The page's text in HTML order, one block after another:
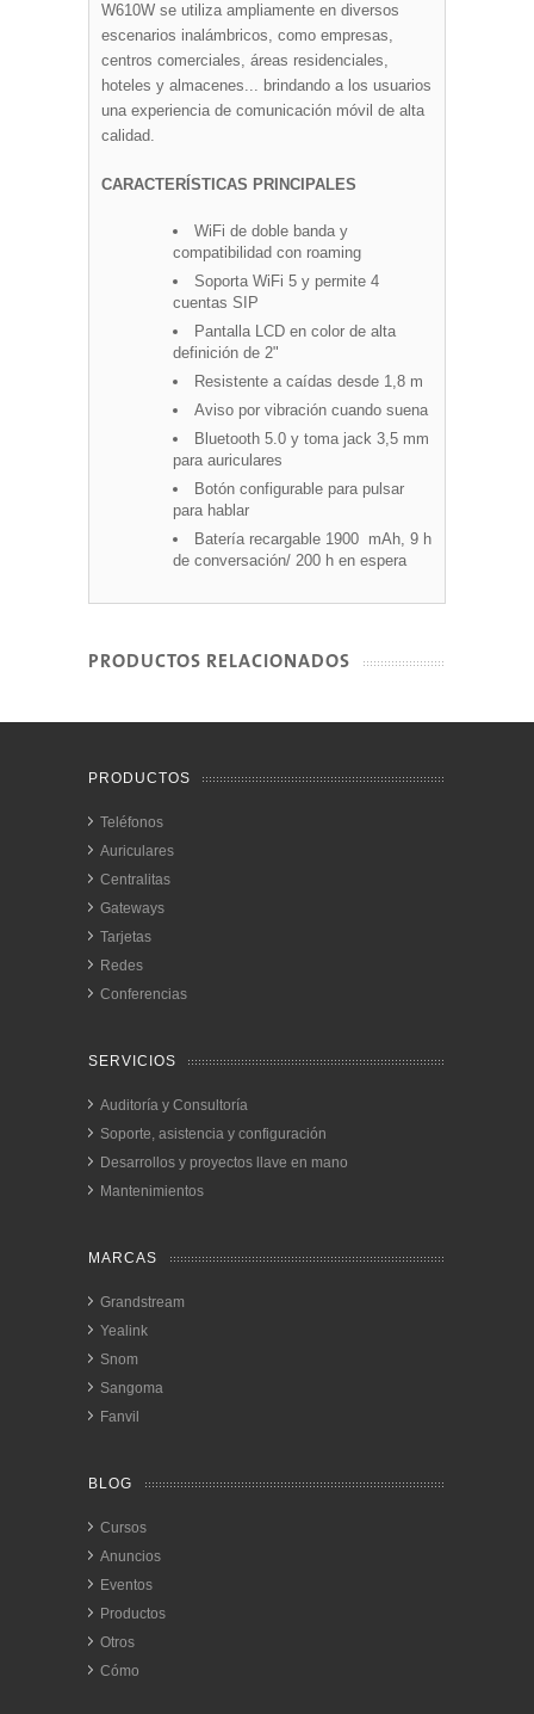
W610W se utiliza ampliamente en diversos
escenarios inalámbricos, como empresas,
centros comerciales, áreas residenciales,
hoteles y almacenes... brindando a los usuarios
una experiencia de comunicación móvil de alta
calidad.
CARACTERÍSTICAS PRINCIPALES
WiFi de doble banda y
compatibilidad con roaming
Soporta WiFi 5 y permite 4
cuentas SIP
Pantalla LCD en color de alta
definición de 2"
Resistente a caídas desde 1,8 m
Aviso por vibración cuando suena
Bluetooth 5.0 y toma jack 3,5 mm
para auriculares
Botón configurable para pulsar
para hablar
Batería recargable 1900 mAh, 9 h
de conversación/ 200 h en espera
PRODUCTOS RELACIONADOS
PRODUCTOS
Teléfonos
Auriculares
Centralitas
Gateways
Tarjetas
Redes
Conferencias
SERVICIOS
Auditoría y Consultoría
Soporte, asistencia y configuración
Desarrollos y proyectos llave en mano
Mantenimientos
MARCAS
Grandstream
Yealink
Snom
Sangoma
Fanvil
BLOG
Cursos
Anuncios
Eventos
Productos
Otros
Cómo